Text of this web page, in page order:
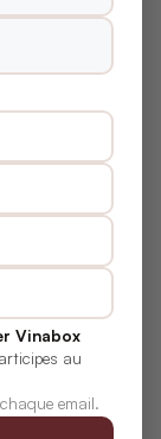
Vinabox
au
email.